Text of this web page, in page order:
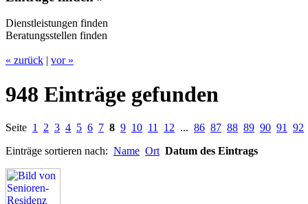
Dienstleistungen finden
Beratungsstellen finden
« zurück | vor »
948 Einträge gefunden
Seite 1 2 3 4 5 6 7 8 9 10 11 12 ... 86 87 88 89 90 91 92
Einträge sortieren nach: Name Ort Datum des Eintrags